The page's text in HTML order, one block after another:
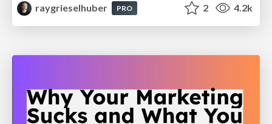
raygrieselhuber
PRO 2 4.2k